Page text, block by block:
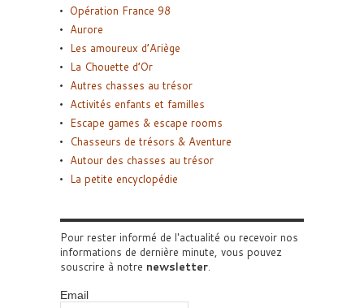
Opération France 98
Aurore
Les amoureux d’Ariège
La Chouette d’Or
Autres chasses au trésor
Activités enfants et familles
Escape games & escape rooms
Chasseurs de trésors & Aventure
Autour des chasses au trésor
La petite encyclopédie
Pour rester informé de l'actualité ou recevoir nos
informations de dernière minute, vous pouvez
souscrire à notre newsletter.
Email